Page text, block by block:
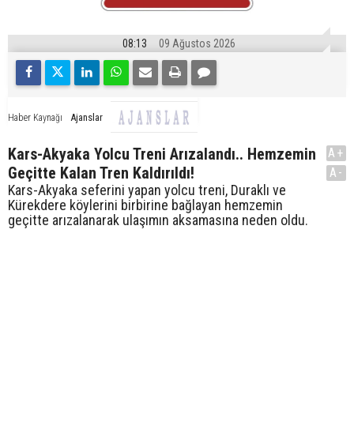
08:13 09 Ağustos 2026
Haber Kaynağı Ajanslar
Kars-Akyaka Yolcu Treni Arızalandı.. Hemzemin
Geçitte Kalan Tren Kaldırıldı!
Kars-Akyaka seferini yapan yolcu treni, Duraklı ve
Kürekdere köylerini birbirine bağlayan hemzemin
geçitte arızalanarak ulaşımın aksamasına neden oldu.
A+
A-